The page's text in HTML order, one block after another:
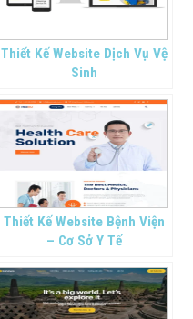
Thiết Kế Website Dịch Vụ Vệ
Sinh
Thiết Kế Website Bệnh Viện
– Cơ Sở Y Tế